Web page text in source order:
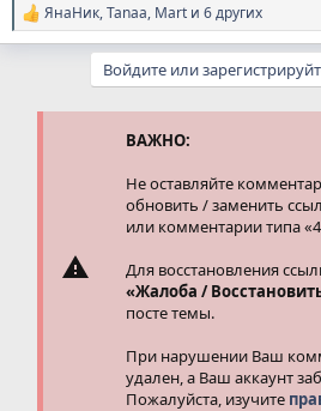
Р
е
ЯнаНик,Tanaa, Mart и 6 других
Войдите или
ВАЖНО:
Не оставляйте
обновить / заменить
или комментарии типа
Для восстановления
«Жалоба /
посте темы.
При нарушении Ваш
удален, а Ваш аккаунт
Пожалуйста, изучите